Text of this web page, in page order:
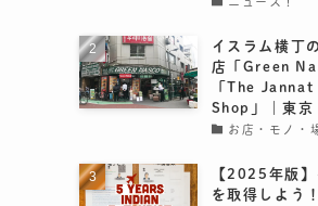
イスラム横丁
店「Green
「The
Shop」｜東京
お店・モノ・
【2025年版
を取得しよう